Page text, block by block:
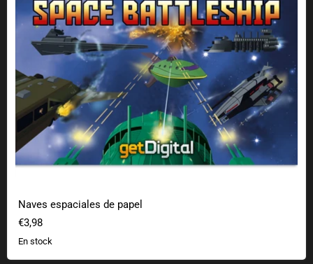
Naves espaciales de papel
€3,98
En stock